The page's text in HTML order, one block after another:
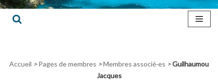
Accueil > Pages de membres >Membres associé·es >Guilhaumou
Jacques